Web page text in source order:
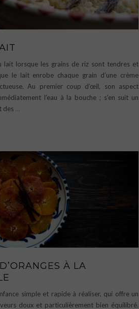
lait lorsque les grains de riz sont tendres et
le lait enrobe chaque grain d’une crème
Au premier coup d’œil, son aspect
l’eau à la bouche ; s’en suit un
des …
À LA
simple et rapide à réaliser, qui offre un
doux et particulièrement bien équilibré.